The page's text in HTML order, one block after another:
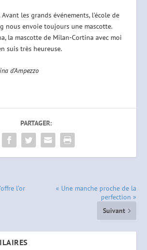
Avant les grands événements, l’école de
nous envoie toujours une mascotte.
la mascotte de Milan-Cortina avec moi
suis très heureuse.
d’Ampezzo
PARTAGER:
l’or
« Une manche proche de la
perfection »
Suivant